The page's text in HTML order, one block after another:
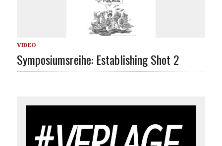
VIDEO
Symposiumsreihe: Establishing Shot 2